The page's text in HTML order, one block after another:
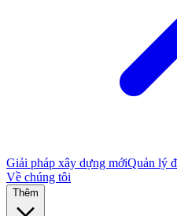
Giải pháp xây dựng mớiQuản lý
Về chúng tôi
Thêm